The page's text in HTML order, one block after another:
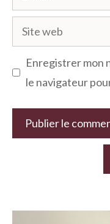
mail
Site
web
Enregistrer mon
le navigateur